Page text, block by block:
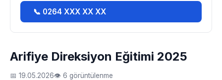
Arifiye Direksiyon Eğitimi 2025
📅 19.05.2026👁 6 görüntülenme
📞 0264 XXX XX XX